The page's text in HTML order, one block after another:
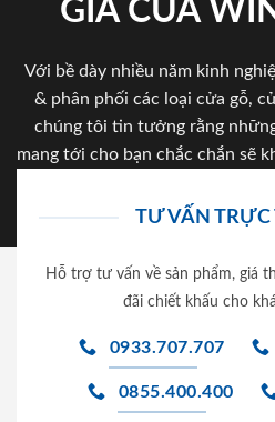
GIA CỦA
Với bề dày nhiều năm kinh
& phân phối các loại cửa gỗ,
chúng tôi tin tưởng rằng
mang tới cho bạn chắc chắn sẽ
TƯ VẤN TRỰC
Hỗ trợ tư vấn về sản phẩm, giá
đãi chiết khấu cho
0933.707.707
0855.400.400